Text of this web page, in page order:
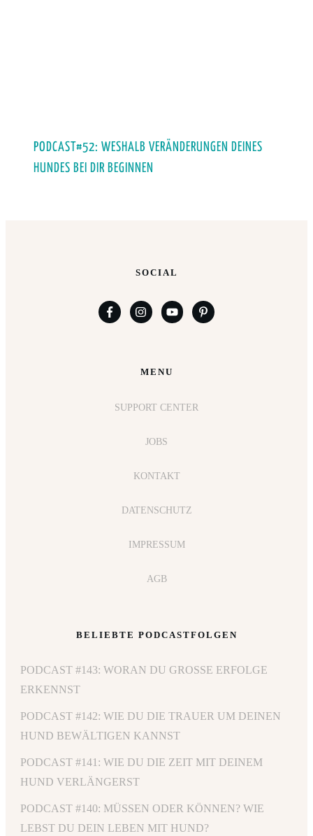
PODCAST#52: WESHALB VERÄNDERUNGEN DEINES
HUNDES BEI DIR BEGINNEN
BELIEBTE PODCASTFOLGEN
PODCAST #143: WORAN DU GROSSE ERFOLGE E
RKENNST
PODCAST #142: WIE DU DIE TRAUER UM DEINEN
HUND BEWÄLTIGEN KANNST
PODCAST #141: WIE DU DIE ZEIT MIT DEINEM
HUND VERLÄNGERST
PODCAST #140: MÜSSEN ODER KÖNNEN? WIE
LEBST DU DEIN LEBEN MIT HUND?
MENU
SUPPORT CENTER
JOBS
KONTAKT
DATENSCHUTZ
IMPRESSUM
AGB
SOCIAL